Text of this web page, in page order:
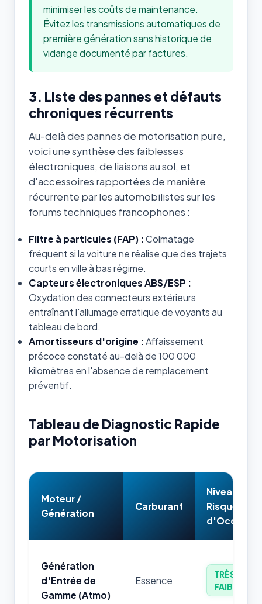
minimiser les coûts de maintenance.
Évitez les transmissions automatiques de
première génération sans historique de
vidange documenté par factures.
3. Liste des pannes et défauts
chroniques récurrents
Au-delà des pannes de motorisation pure,
voici une synthèse des faiblesses
électroniques, de liaisons au sol, et
d'accessoires rapportées de manière
récurrente par les automobilistes sur les
forums techniques francophones :
Filtre à particules (FAP) :Colmatage
fréquent si la voiture ne réalise que des trajets
courts en ville à bas régime.
Capteurs électroniques ABS/ESP :
Oxydation des connecteurs extérieurs
entraînant l'allumage erratique de voyants au
tableau de bord.
Amortisseurs d'origine :Affaissement
précoce constaté au-delà de 100 000
kilomètres en l'absence de remplacement
préventif.
Tableau de Diagnostic Rapide
par Motorisation
Moteur /
Génération
Carburant
Niveau de
Risque
d'Occasion
Génération
d'Entrée de
Gamme (Atmo)
Essence
TRÈS
FAIBLE